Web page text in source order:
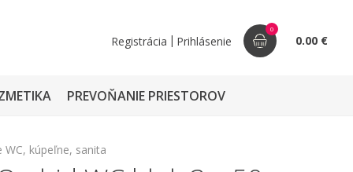
Registrácia | Prihlásenie
0
0.00 €
PREVOŇANIE PRIESTOROV
WC, kúpeľne, sanita